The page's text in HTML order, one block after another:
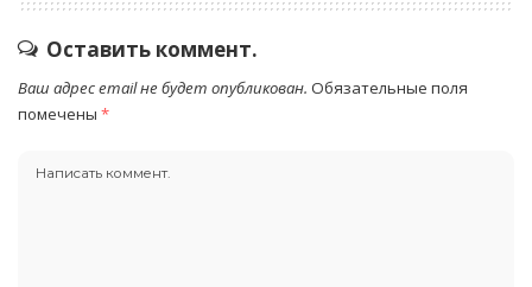
Оставить коммент.
Ваш адрес email не будет опубликован. Обязательные поля
помечены *